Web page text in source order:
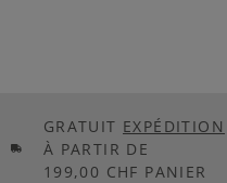
GRATUIT EXPÉDITION
À PARTIR DE
199,00 CHF PANIER